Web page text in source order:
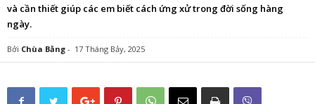
và cần thiết giúp các em biết cách ứng xử trong đời sống hàng
ngày.
Bởi Chùa Bằng - 17 Tháng Bảy, 2025